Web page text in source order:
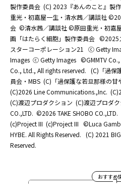
製作委員会 (C) 2023『あんのこと』製
重光・初嘉屋一生・清水茜／講談社
会 ©清水茜／講談社 ©原田重光・初嘉
画「はたらく細胞」製作委員会 ©2025
スターコーポレーション21
ⓒ Getty
Images ⓒ Getty Images ©GMMTV
Co., Ltd., All rights reserved. (C)「過保
員会・MBS (C)「過保護な若旦那様の甘
(C)2026 Line Communications.,Inc.
(C)渡辺プロダクション (C)渡辺プロダ
CO.,LTD. ©2026 TAKE SHOBO CO.,LTD.
(c)Project III (c)Project III ©Luca
HYBE. All Rights Reserved. (C) 2021
Reserved.
おすすめ